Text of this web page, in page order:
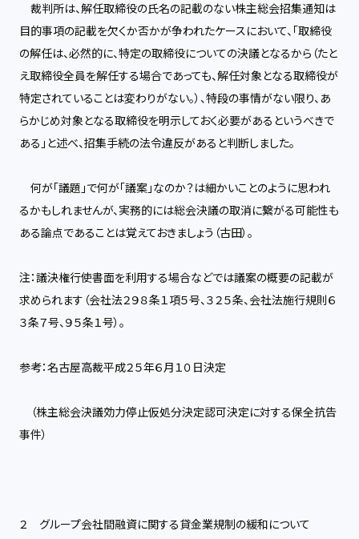
裁判所は、解任取締役の氏名の記載のない株主総会招集通知は
目的事項の記載を欠くか否かが争われたケースにおいて、「取締役
の解任は、必然的に、特定の取締役についての決議となるから（たと
え取締役全員を解任する場合であっても、解任対象となる取締役が
特定されていることは変わりがない。）、特段の事情がない限り、あ
らかじめ対象となる取締役を明示しておく必要があるというべきで
ある」と述べ、招集手続の法令違反があると判断しました。
何が「議題」で何が「議案」なのか？は細かいことのように思われ
るかもしれませんが、実務的には総会決議の取消に繋がる可能性も
ある論点であることは覚えておきましょう（古田）。
注：議決権行使書面を利用する場合などでは議案の概要の記載が
求められます（会社法２９８条１項５号、３２５条、会社法施行規則６
３条７号、９５条１号）。
参考：名古屋高裁平成２５年６月１０日決定
（株主総会決議効力停止仮処分決定認可決定に対する保全抗告
事件）
２ グループ会社間融資に関する貸金業規制の緩和について